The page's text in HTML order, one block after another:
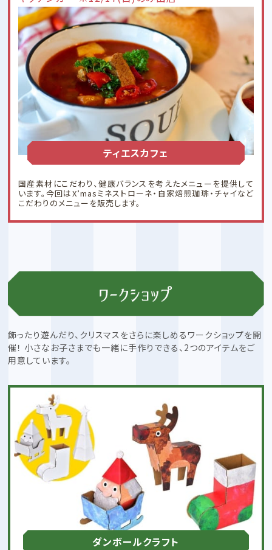
ティエスカフェ
国産素材にこだわり、健康バランスを考えたメニューを提供して
います。今回はX’masミネストローネ・自家焙煎珈琲・チャイなど
こだわりのメニューを販売します。
飾ったり遊んだり、クリスマスをさらに楽しめるワークショップを開
催！ 小さなお子さまでも一緒に手作りできる、2つのアイテムをご
用意しています。
ダンボールクラフト